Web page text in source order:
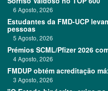
6 Agosto, 2026
Estudantes da FMD-UCP
pessoas
5 Agosto, 2026
Prémios SCML/Pfizer 2026
4 Agosto, 2026
FMDUP obtém acreditação
3 Agosto, 2026